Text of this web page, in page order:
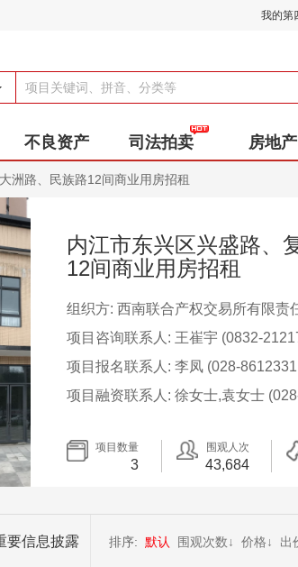
我的第
不良资产 司法拍卖 房地产
洲路、民族路12间商业用房招租
内江市东兴区兴盛路、
12间商业用房招租
组织方: 西南联合产权交易所有限责
项目咨询联系人: 王崔宇 (0832-
项目报名联系人: 李凤 (028-
项目融资联系人: 徐女士,袁女士
项目数量
3
围观人次
43,684
要信息披露 排序: 默认 围观次数↓ 价格↓ 出